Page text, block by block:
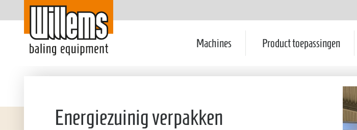
Machines Product toepassingen
Energiezuinig verpakken